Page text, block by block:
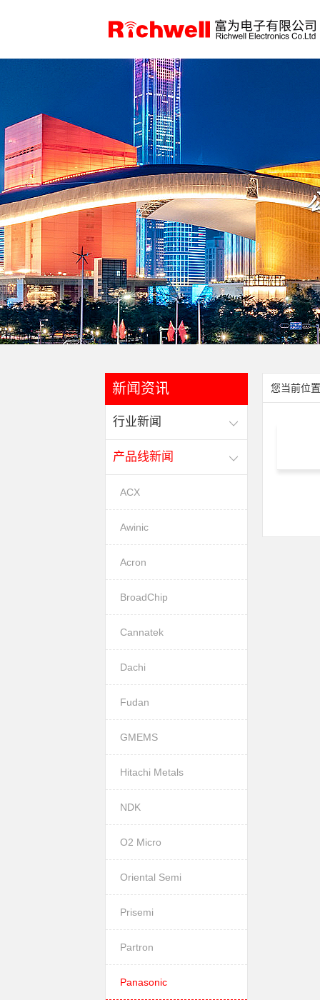
新闻资讯
行业新闻
产品线新闻
ACX
Awinic
Acron
BroadChip
Cannatek
Dachi
Fudan
GMEMS
Hitachi Metals
NDK
O2 Micro
Oriental Semi
Prisemi
Partron
Panasonic
您当前位